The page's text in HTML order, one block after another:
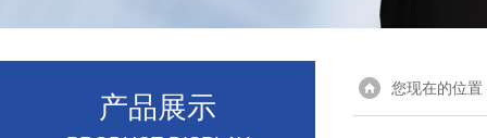
产品展示
您现在的位置